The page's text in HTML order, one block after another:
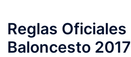
Reglas Oficiales
Baloncesto 2017